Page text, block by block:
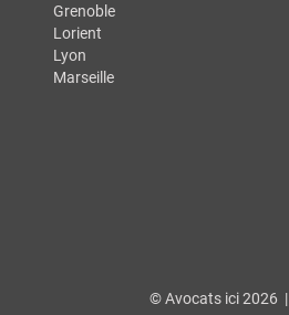
Grenoble
Lorient
Lyon
Marseille
© Avocats ici 2026 |